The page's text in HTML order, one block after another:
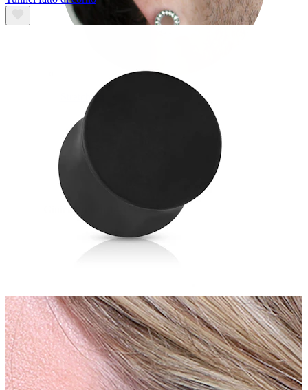
Stretching
Gioielli in oro 14K
Nuovi arrivi
Compra 4, paga 3Compra Bodymod Moments
Brands